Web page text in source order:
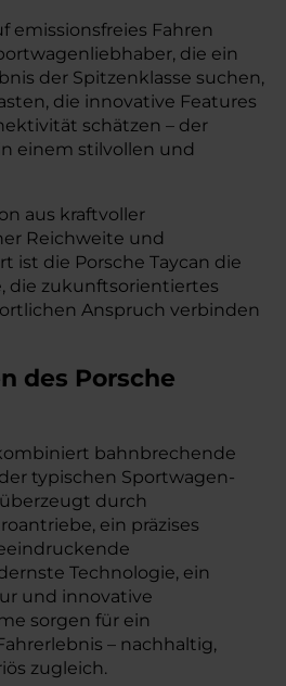
emissionsfreies Fahren
die ein
der Spitzenklasse suchen,
die innovative Features
schätzen – der
einem stilvollen und
aus kraftvoller
Reichweite und
ist die Porsche Taycan die
die zukunftsorientiertes
Anspruch verbinden
des Porsche
bahnbrechende
typischen Sportwagen-
überzeugt durch
ein präzises
Technologie, ein
und innovative
sorgen für ein
– nachhaltig,
zugleich.